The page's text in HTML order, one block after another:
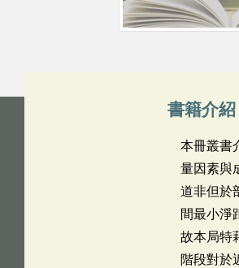
書籍介紹
本冊叢書
量因素與
道非但於
間最小淨
故本局特
階段對於